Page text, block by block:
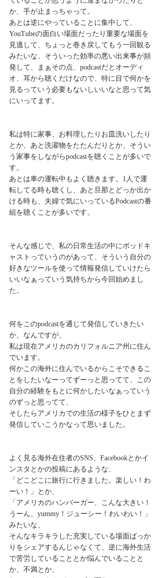
か、手が止まっちゃって。
あとは逆にやっていることに集中して、
YouTubeの面白い場面だったり重要な場面を
見逃して、ちょっと巻き戻してもう一回観る
みたいな、そういった効率の悪い出来事が頻
発して、まぁその点、podcastだとオーディ
オ、耳から聴くだけなので、特に目で何かを
見るっていう必要もないしいいなと思って気
にいってます。
私は特に家事、お料理したりお皿洗いしたり
とか、あと洗濯物をたたんだりとか、そうい
う家事をしながらpodcastを聴くことが多いで
す。
あとは車の運転中もよく聴きます。1人で運
転してる時も聴くし、あと旦那とどっか出か
ける時も、夫婦で気にいっているPodcastの番
組を聴くことが多いです。
そんな感じで、私の日常生活の中にポッドキ
ャストっていうのがあって、そういう自分の
好きなツールを使って情報発信していけたら
いいなぁっていう気持ちから今回始めまし
た。
何をこのpodcastを通じて発信していきたい
か、なんですが、
私は現在アメリカのカリフォルニア州に住ん
でいます。
何かこの海外に住んでいるからこそできるこ
とをしたいなーってずーっと思ってて、この
自分の経験をもとに何かしたいなぁっていう
のずっと思ってて、
そしたらアメリカでの生活の様子をひとまず
発信していこうかなって思いました。
よく見る海外在住者のSNS、Facebookとかイ
ンスタとかの投稿にあるような、
「どこどこに旅行に行きました。楽しい！わ
ーい！」とか、
「アメリカのハンバーガー、こんな大きい！
うーん、yummy！ジューシー！わいわい！」
みたいな、
そんなキラキラした充実している場面ばっか
りをシェアするんじゃなくて、逆に海外生活
で苦労していることとか悩んでいることと
か、不満とか、